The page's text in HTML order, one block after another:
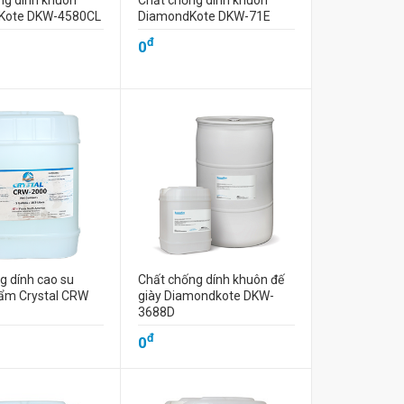
DKW-4580CL
DiamondKote DKW-71E
0đ
dính cao su
Crystal CRW
Chất chống dính khuôn đế
giày Diamondkote DKW-
3688D
0đ